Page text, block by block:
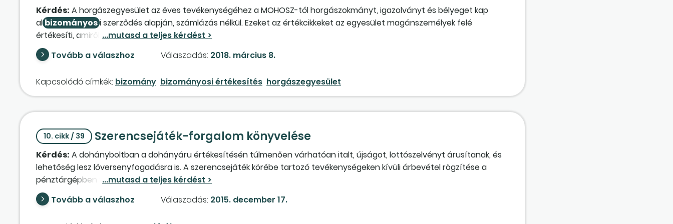
Kérdés: A horgászegyesület az éves tevékenységéhez a MOHOSZ-tól horgászokmányt, igazolványt és bélyeget kap
al bizományosi szerződés alapján, számlázás nélkül. Ezeket az értékcikkeket az egyesület magánszemélyek felé
értékesíti, amiről számlát vagy nyugtát állít ki. A beszedett ellenérték és a forgalmazási jutalék különbözetét átutalja a
MOHOSZ részére. Az egyesület a jegyzőkönyv alapján átvett értékcikkeket hol, miként mutassa ki a könyveiben? Az
értékesített cikkek az egyesületnél költségek vagy ráfordítások lesznek? Az egyesület nem közhasznú, a tevékenysége
Tovább a válaszhoz Válaszadás: 2018. március 8.
Kapcsolódó címkék: bizomány bizományosi értékesítés horgászegyesület
10. cikk / 39 Szerencsejáték-forgalom könyvelése
Kérdés: A dohányboltban a dohányáru értékesítésén túlmenően várhatóan italt, újságot, lottószelvényt árusítanak, és
lehetőség lesz lóversenyfogadásra is. A szerencsejáték körébe tartozó tevékenységeken kívüli árbevétel rögzítése a
pénztárgépben valósul meg. Külön pénztárnak tekintsük a szerencsejáték-forgalommal összefüggő bevételeket és
kiadásokat? Hogyan kapcsoljuk össze a pénztárgépet – ahol bankkártya elfogadása is lehetséges – az egyéb
pénztárakkal?
Tovább a válaszhoz Válaszadás: 2015. december 17.